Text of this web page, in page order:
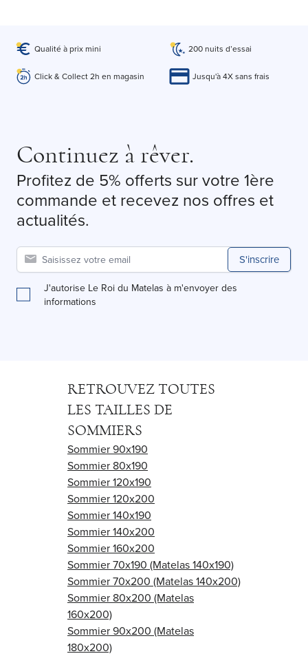
Qualité à prix mini 200 nuits d’essai
Click & Collect 2h en magasin Jusqu'à 4X sans frais
Continuez à rêver.
Profitez de 5% offerts sur votre 1ère
commande et recevez nos offres et
actualités.
S'inscrire
J'autorise Le Roi du Matelas à m'envoyer des
informations
RETROUVEZ TOUTES
LES TAILLES DE
SOMMIERS
Sommier 90x190
Sommier 80x190
Sommier 120x190
Sommier 120x200
Sommier 140x190
Sommier 140x200
Sommier 160x200
Sommier 70x190 (Matelas 140x190)
Sommier 70x200 (Matelas 140x200)
Sommier 80x200 (Matelas
160x200)
Sommier 90x200 (Matelas
180x200)